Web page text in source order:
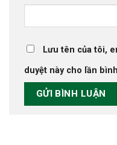
Lưu tên của tôi,
duyệt này cho lần